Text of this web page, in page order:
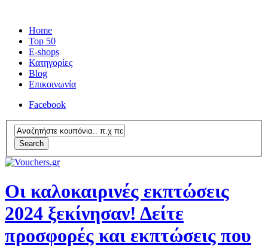
Home
Top 50
E-shops
Κατηγορίες
Blog
Επικοινωνία
Facebook
Search
Οι καλοκαιρινές εκπτώσεις
2024 ξεκίνησαν! Δείτε
προσφορές και εκπτώσεις που